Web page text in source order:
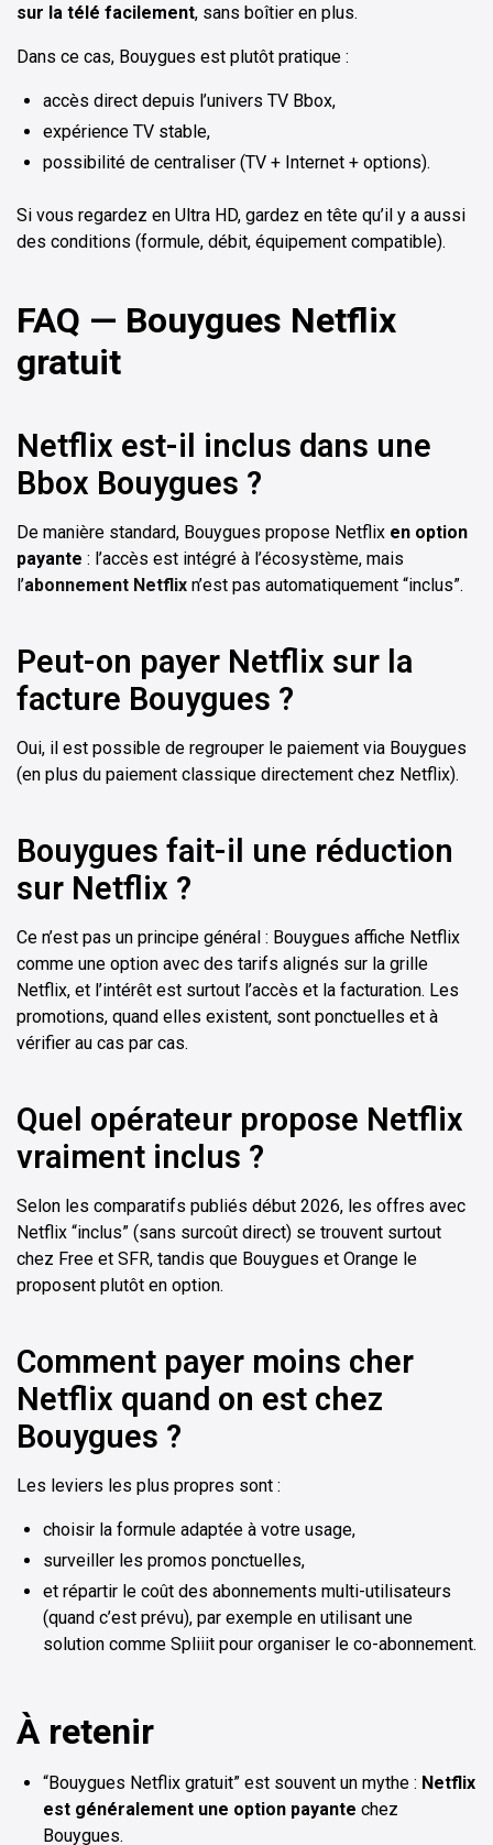
sur la télé facilement, sans boîtier en plus.
Dans ce cas, Bouygues est plutôt pratique :
accès direct depuis l’univers TV Bbox,
expérience TV stable,
possibilité de centraliser (TV + Internet + options).
Si vous regardez en Ultra HD, gardez en tête qu’il y a aussi
des conditions (formule, débit, équipement compatible).
FAQ — Bouygues Netflix
gratuit
Netflix est-il inclus dans une
Bbox Bouygues ?
De manière standard, Bouygues propose Netflix en option
payante : l’accès est intégré à l’écosystème, mais
l’abonnement Netflix n’est pas automatiquement “inclus”.
Peut-on payer Netflix sur la
facture Bouygues ?
Oui, il est possible de regrouper le paiement via Bouygues
(en plus du paiement classique directement chez Netflix).
Bouygues fait-il une réduction
sur Netflix ?
Ce n’est pas un principe général : Bouygues affiche Netflix
comme une option avec des tarifs alignés sur la grille
Netflix, et l’intérêt est surtout l’accès et la facturation. Les
promotions, quand elles existent, sont ponctuelles et à
vérifier au cas par cas.
Quel opérateur propose Netflix
vraiment inclus ?
Selon les comparatifs publiés début 2026, les offres avec
Netflix “inclus” (sans surcoût direct) se trouvent surtout
chez Free et SFR, tandis que Bouygues et Orange le
proposent plutôt en option.
Comment payer moins cher
Netflix quand on est chez
Bouygues ?
Les leviers les plus propres sont :
choisir la formule adaptée à votre usage,
surveiller les promos ponctuelles,
et répartir le coût des abonnements multi-utilisateurs
(quand c’est prévu), par exemple en utilisant une
solution comme Spliiit pour organiser le co-abonnement.
À retenir
“Bouygues Netflix gratuit” est souvent un mythe : Netflix
est généralement une option payante chez
Bouygues.